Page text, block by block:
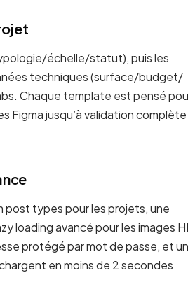
échelle/statut), puis les
techniques (surface/budget/
Chaque template est pensé
Figma jusqu’à validation complète
post types pour les projets, une
loading avancé pour les images
protégé par mot de passe, et un
en moins de 2 secondes